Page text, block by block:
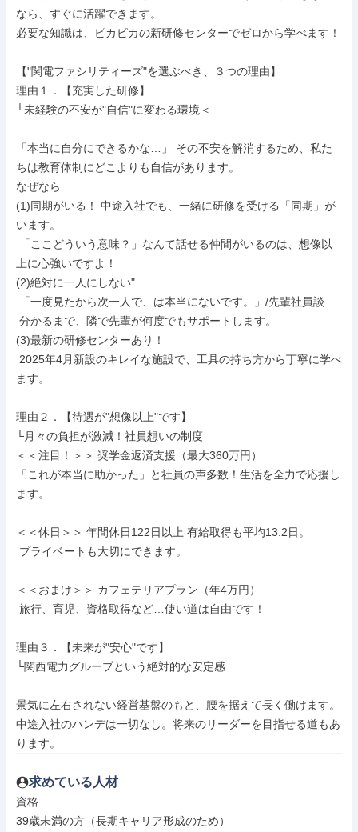
なら、すぐに活躍できます。
必要な知識は、ピカピカの新研修センターでゼロから学べます！
【"関電ファシリティーズ"を選ぶべき、３つの理由】
理由１．【充実した研修】
└未経験の不安が"自信"に変わる環境＜
「本当に自分にできるかな…」 その不安を解消するため、私た
ちは教育体制にどこよりも自信があります。
なぜなら…
(1)同期がいる！ 中途入社でも、一緒に研修を受ける「同期」が
います。
上に心強いですよ！
(2)絶対に一人にしない"
(3)最新の研修センターあり！
ます。
理由２．【待遇が"想像以上"です】
└月々の負担が激減！社員想いの制度
＜＜注目！＞＞ 奨学金返済支援（最大360万円）
「これが本当に助かった」と社員の声多数！生活を全力で応援し
ます。
＜＜休日＞＞ 年間休日122日以上 有給取得も平均13.2日。
＜＜おまけ＞＞ カフェテリアプラン（年4万円）
理由３．【未来が"安心"です】
└関西電力グループという絶対的な安定感
景気に左右されない経営基盤のもと、腰を据えて長く働けます。
中途入社のハンデは一切なし。将来のリーダーを目指せる道もあ
ります。
求めている人材
資格
39歳未満の方（長期キャリア形成のため）